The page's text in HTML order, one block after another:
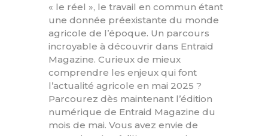
« le réel », le travail en commun étant
une donnée préexistante du monde
agricole de l’époque. Un parcours
incroyable à découvrir dans Entraid
Magazine. Curieux de mieux
comprendre les enjeux qui font
l’actualité agricole en mai 2025 ?
Parcourez dès maintenant l’édition
numérique de Entraid Magazine du
mois de mai. Vous avez envie de